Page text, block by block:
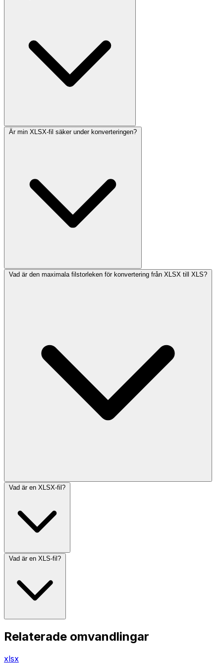
Är min XLSX-fil säker under konverteringen?
Vad är den maximala filstorleken för konvertering från XLSX till XLS?
Vad är en XLSX-fil?
Vad är en XLS-fil?
Relaterade omvandlingar
xlsx